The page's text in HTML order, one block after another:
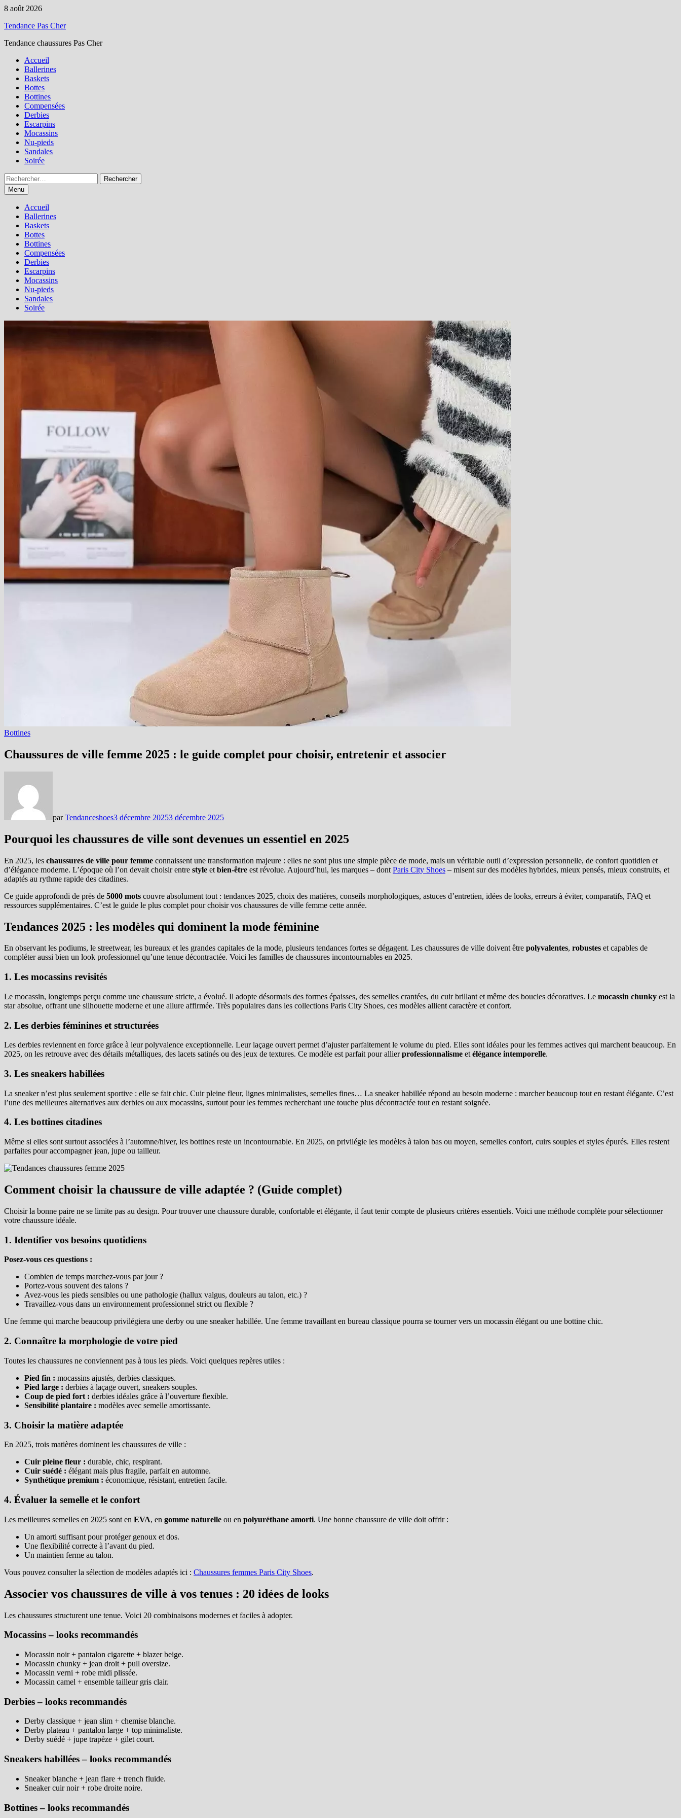
Passer
contenu
8 août 2026
Tendance Pas Cher
Tendance chaussures Pas Cher
Accueil
Ballerines
Baskets
Bottes
Bottines
Compensées
Derbies
Escarpins
Mocassins
Nu-pieds
Sandales
Soirée
Rechercher :
Menu
Accueil
Ballerines
Baskets
Bottes
Bottines
Compensées
Derbies
Escarpins
Mocassins
Nu-pieds
Sandales
Soirée
Bottines
Chaussures de ville femme 2025 : le guide complet pour choisir, entretenir et associer
parTendanceshoes3 décembre 20253 décembre 2025
Pourquoi les chaussures de ville sont devenues un essentiel en 2025
En 2025, les chaussures de ville pour femme connaissent une transformation majeure : elles ne sont plus une simple pièce de mode, mais un véritable outil d’expression personnelle, de confort quotidien et
d’élégance moderne. L’époque où l’on devait choisir entre style et bien-être est révolue. Aujourd’hui, les marques – dont Paris City Shoes – misent sur des modèles hybrides, mieux pensés, mieux construits, et
adaptés au rythme rapide des citadines.
Ce guide approfondi de près de 5000 mots couvre absolument tout : tendances 2025, choix des matières, conseils morphologiques, astuces d’entretien, idées de looks, erreurs à éviter, comparatifs, FAQ et
ressources supplémentaires. C’est le guide le plus complet pour choisir vos chaussures de ville femme cette année.
Tendances 2025 : les modèles qui dominent la mode féminine
En observant les podiums, le streetwear, les bureaux et les grandes capitales de la mode, plusieurs tendances fortes se dégagent. Les chaussures de ville doivent être polyvalentes, robustes et capables de
compléter aussi bien un look professionnel qu’une tenue décontractée. Voici les familles de chaussures incontournables en 2025.
1. Les mocassins revisités
Le mocassin, longtemps perçu comme une chaussure stricte, a évolué. Il adopte désormais des formes épaisses, des semelles crantées, du cuir brillant et même des boucles décoratives. Le mocassin chunky est la
star absolue, offrant une silhouette moderne et une allure affirmée. Très populaires dans les collections Paris City Shoes, ces modèles allient caractère et confort.
2. Les derbies féminines et structurées
Les derbies reviennent en force grâce à leur polyvalence exceptionnelle. Leur laçage ouvert permet d’ajuster parfaitement le volume du pied. Elles sont idéales pour les femmes actives qui marchent beaucoup. En
2025, on les retrouve avec des détails métalliques, des lacets satinés ou des jeux de textures. Ce modèle est parfait pour allierprofessionnalisme et élégance intemporelle.
3. Les sneakers habillées
La sneaker n’est plus seulement sportive : elle se fait chic. Cuir pleine fleur, lignes minimalistes, semelles fines… La sneaker habillée répond au besoin moderne : marcher beaucoup tout en restant élégante. C’est
l’une des meilleures alternatives aux derbies ou aux mocassins, surtout pour les femmes recherchant une touche plus décontractée tout en restant soignée.
4. Les bottines citadines
Même si elles sont surtout associées à l’automne/hiver, les bottines reste un incontournable. En 2025, on privilégie les modèles à talon bas ou moyen, semelles confort, cuirs souples et styles épurés. Elles restent
parfaites pour accompagner jean, jupe ou tailleur.
Comment choisir la chaussure de ville adaptée ? (Guide complet)
Choisir la bonne paire ne se limite pas au design. Pour trouver une chaussure durable, confortable et élégante, il faut tenir compte de plusieurs critères essentiels. Voici une méthode complète pour sélectionner
votre chaussure idéale.
1. Identifier vos besoins quotidiens
Posez-vous ces questions :
Combien de temps marchez-vous par jour ?
Portez-vous souvent des talons ?
Avez-vous les pieds sensibles ou une pathologie (hallux valgus, douleurs au talon, etc.) ?
Travaillez-vous dans un environnement professionnel strict ou flexible ?
Une femme qui marche beaucoup privilégiera une derby ou une sneaker habillée. Une femme travaillant en bureau classique pourra se tourner vers un mocassin élégant ou une bottine chic.
2. Connaître la morphologie de votre pied
Toutes les chaussures ne conviennent pas à tous les pieds. Voici quelques repères utiles :
Pied fin : mocassins ajustés, derbies classiques.
Pied large : derbies à laçage ouvert, sneakers souples.
Coup de pied fort : derbies idéales grâce à l’ouverture flexible.
Sensibilité plantaire : modèles avec semelle amortissante.
3. Choisir la matière adaptée
En 2025, trois matières dominent les chaussures de ville :
Cuir pleine fleur : durable, chic, respirant.
Cuir suédé : élégant mais plus fragile, parfait en automne.
Synthétique premium : économique, résistant, entretien facile.
4. Évaluer la semelle et le confort
Les meilleures semelles en 2025 sont en EVA, en gomme naturelle ou en polyuréthane amorti. Une bonne chaussure de ville doit offrir :
Un amorti suffisant pour protéger genoux et dos.
Une flexibilité correcte à l’avant du pied.
Un maintien ferme au talon.
Vous pouvez consulter la sélection de modèles adaptés ici : Chaussures femmes Paris City Shoes.
Associer vos chaussures de ville à vos tenues : 20 idées de looks
Les chaussures structurent une tenue. Voici 20 combinaisons modernes et faciles à adopter.
Mocassins – looks recommandés
Mocassin noir + pantalon cigarette + blazer beige.
Mocassin chunky + jean droit + pull oversize.
Mocassin verni + robe midi plissée.
Mocassin camel + ensemble tailleur gris clair.
Derbies – looks recommandés
Derby classique + jean slim + chemise blanche.
Derby plateau + pantalon large + top minimaliste.
Derby suédé + jupe trapèze + gilet court.
Sneakers habillées – looks recommandés
Sneaker blanche + jean flare + trench fluide.
Sneaker cuir noir + robe droite noire.
Bottines – looks recommandés